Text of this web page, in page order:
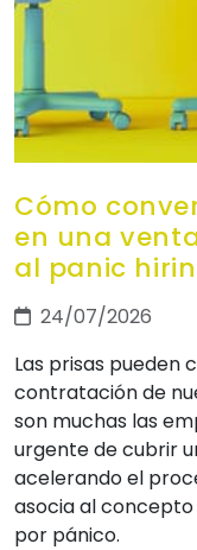
Cómo
en una
al panic
24/07/2026
Las prisas pueden
contratación de
son muchas las
urgente de cubrir
acelerando el
asocia al
por pánico.